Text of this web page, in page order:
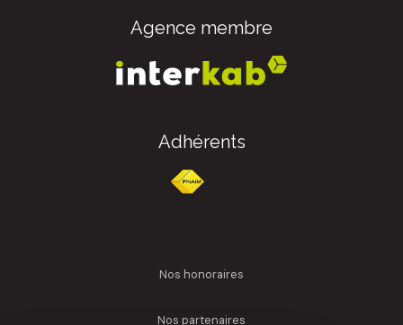
Agence membre
Adhérents
nos honoraires
nos partenaires